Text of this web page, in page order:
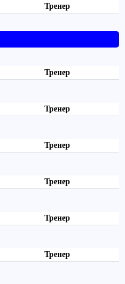
Тренер
Тренер
Тренер
Тренер
Тренер
Тренер
Тренер